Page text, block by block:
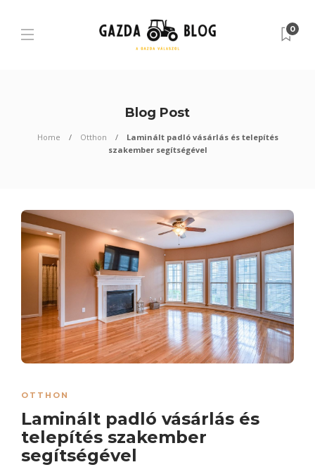
0
Blog Post
Home Otthon
Laminált padló vásárlás és telepítés
szakember segítségével
OTTHON
Laminált padló vásárlás és
telepítés szakember
segítségével